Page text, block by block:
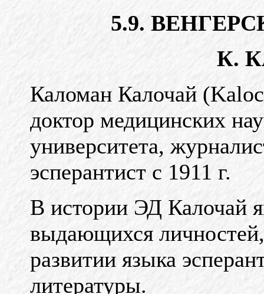
5.9.
К.
Каломан Калочай
доктор медицинских
университета,
эсперантист с 1911 г.
В истории ЭД Калочай
выдающихся
развитии языка
литературы.